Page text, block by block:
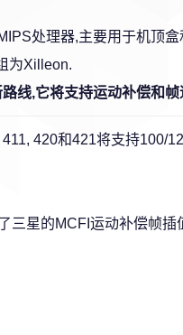
处理器,主要用于机顶
为Xilleon.
线,它将支持运动补偿和
420和421将支持100/
三星的MCFI运动补偿帧